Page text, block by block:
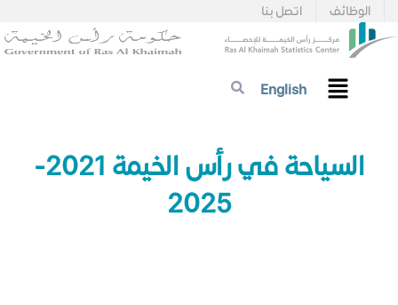
اتصل بنا الوظائف
English
السياحة في رأس الخيمة 2021-
2025